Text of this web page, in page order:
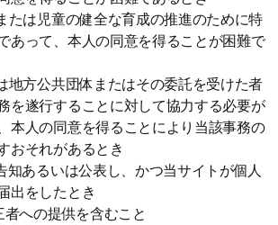
たは児童の健全な育成の推進のために特
あって、本人の同意を得ることが困難で
地方公共団体またはその委託を受けた者
を遂行することに対して協力する必要が
本人の同意を得ることにより当該事務の
おそれがあるとき
知あるいは公表し、かつ当サイトが個人
出をしたとき
への提供を含むこと